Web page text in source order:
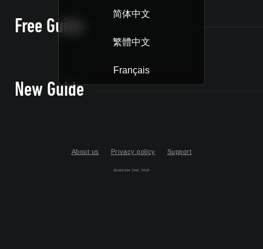
Free Guide
New Guide
About us Privacy policy Support
2018©ON THE TRIP
简体中文
繁體中文
Français